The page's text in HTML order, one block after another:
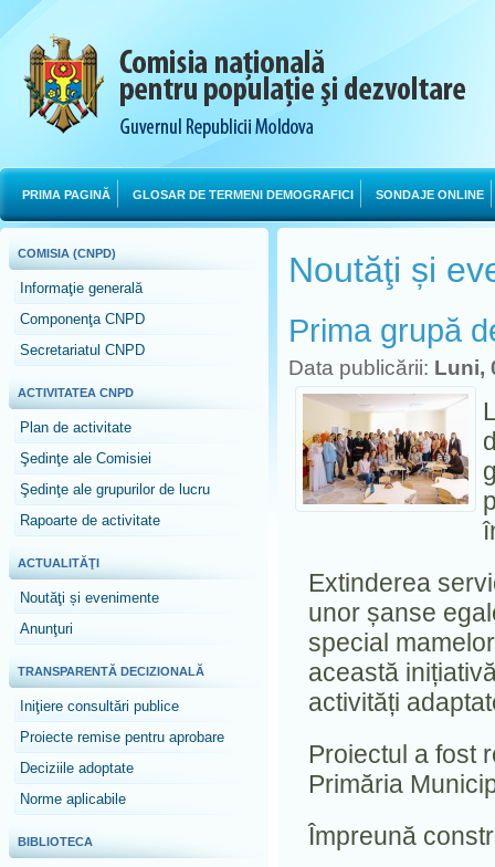
PRIMA PAGINĂ GLOSAR DE TERMENI DEMOGRAFICI SONDAJE ONLINE
COMISIA (CNPD)
Informaţie generală
Componenţa CNPD
Secretariatul CNPD
ACTIVITATEA CNPD
Plan de activitate
Şedinţe ale Comisiei
Şedinţe ale grupurilor de lucru
Rapoarte de activitate
ACTUALITĂŢI
Noutăţi și evenimente
Anunţuri
TRANSPARENTĂ DECIZIONALĂ
Iniţiere consultări publice
Proiecte remise pentru aprobare
Deciziile adoptate
Norme aplicabile
BIBLIOTECA
Noutăţi și
Prima grupă
Data publicării: Luni,
Extinderea
unor șanse
special
această
activități
Proiectul a fost
Primăria
Împreună